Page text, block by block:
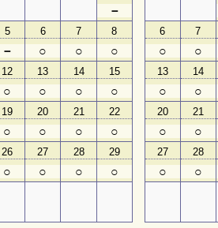
－
5
－
6
○
7
○
8
○
12
○
13
○
14
○
15
○
19
○
20
○
21
○
22
○
26
○
27
○
28
○
29
○
6
○
7
○
13
○
14
○
20
○
21
○
27
○
28
○